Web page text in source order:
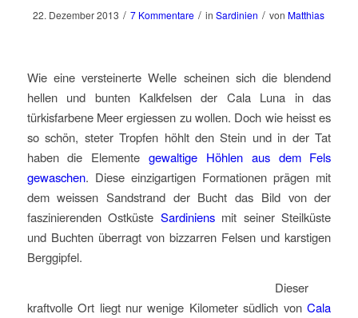
22. Dezember 2013 / 7 Kommentare / inSardinien / von Matthias
Wie eine versteinerte Welle scheinen sich die blendend
hellen und bunten Kalkfelsen der Cala Luna in das
türkisfarbene Meer ergiessen zu wollen. Doch wie heisst es
so schön, steter Tropfen höhlt den Stein und in der Tat
haben die Elementegewaltige Höhlen aus dem Fels
gewaschen. Diese einzigartigen Formationen prägen mit
dem weissen Sandstrand der Bucht das Bild von der
faszinierenden Ostküste Sardiniensmit seiner Steilküste
und Buchten überragt von bizzarren Felsen und karstigen
Berggipfel.
Dieser
kraftvolle Ort liegt nur wenige Kilometer südlich vonCala